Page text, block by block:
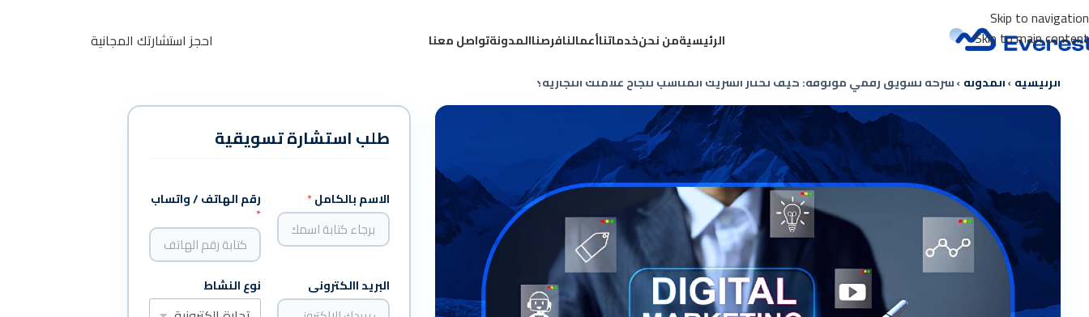
Skip to navigation
Skip to main content
الرئيسيةمن نحنخدماتناأعمالنافرصناالمدونةتواصل معنا احجز استشارتك المجانية
الرئيسية›المدونة›شركة تسويق رقمي موثوقة: كيف تختار الشريك المناسب لنجاح علامتك التجارية؟
طلب استشارة تسويقية
و
ع
ا
ا
م
الاسم بالكامل* رقم الهاتف / واتساب
*
البريد االكترونى نوع النشاط